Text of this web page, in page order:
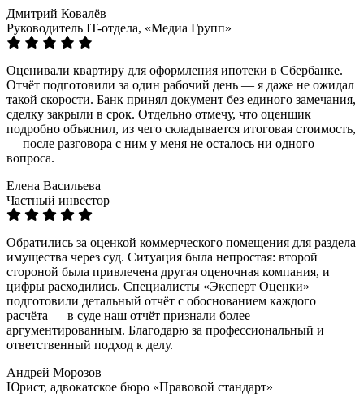
Дмитрий Ковалёв
Руководитель IT-отдела, «Медиа Групп»
Оценивали квартиру для оформления ипотеки в Сбербанке.
Отчёт подготовили за один рабочий день — я даже не ожидал
такой скорости. Банк принял документ без единого замечания,
сделку закрыли в срок. Отдельно отмечу, что оценщик
подробно объяснил, из чего складывается итоговая стоимость,
— после разговора с ним у меня не осталось ни одного
вопроса.
Елена Васильева
Частный инвестор
Обратились за оценкой коммерческого помещения для раздела
имущества через суд. Ситуация была непростая: второй
стороной была привлечена другая оценочная компания, и
цифры расходились. Специалисты «Эксперт Оценки»
подготовили детальный отчёт с обоснованием каждого
расчёта — в суде наш отчёт признали более
аргументированным. Благодарю за профессиональный и
ответственный подход к делу.
Андрей Морозов
Юрист, адвокатское бюро «Правовой стандарт»